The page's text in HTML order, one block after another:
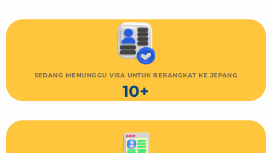
SEDANG MENUNGGU VISA UNTUK BERANGKAT KE JEPANG
10+